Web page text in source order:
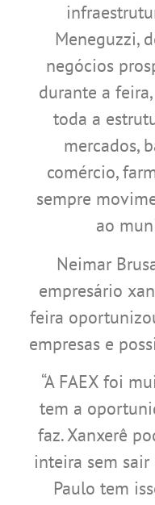
Meneguzzi,
negócios
durante a
toda a
mercados,
comércio,
sempre
ao
Neimar
empresário
feira
empresas e
“A FAEX foi
tem a
faz. Xanxerê
inteira sem
Paulo tem